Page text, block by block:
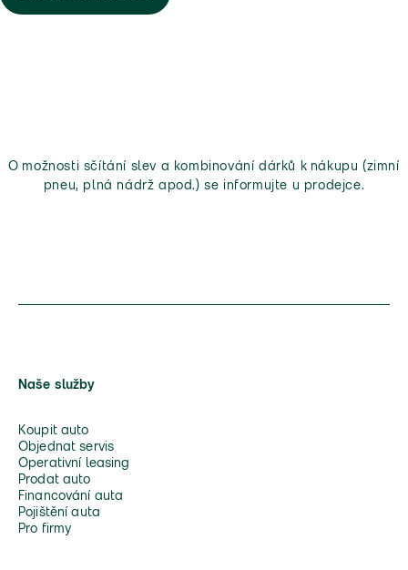
O možnosti sčítání slev a kombinování dárků k nákupu (zimní
pneu, plná nádrž apod.) se informujte u prodejce.
Naše služby
Koupit auto
Objednat servis
Operativní leasing
Prodat auto
Financování auta
Pojištění auta
Pro firmy